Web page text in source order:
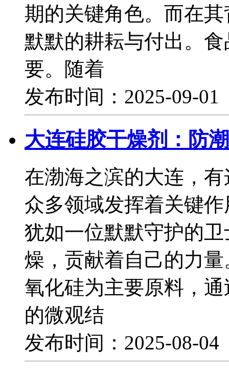
期的关键角色。而在
默默的耕耘与付出。
要。随着
发布时间：2025-09-
大连硅胶干燥剂：防
在渤海之滨的大连，
众多领域发挥着关键
犹如一位默默守护的
燥，贡献着自己的力
氧化硅为主要原料，
的微观结
发布时间：2025-08-